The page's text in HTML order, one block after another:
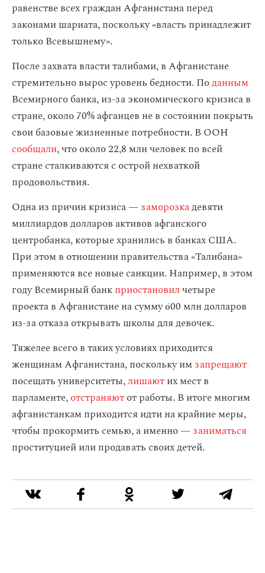
равенстве всех граждан Афганистана перед
законами шариата, поскольку «власть принадлежит
только Всевышнему».
После захвата власти талибами, в Афганистане
стремительно вырос уровень бедности. Поданным
Всемирного банка, из-за экономического кризиса в
стране, около 70% афганцев не в состоянии покрыть
свои базовые жизненные потребности. В ООН
сообщали, что около 22,8 млн человек по всей
стране сталкиваются с острой нехваткой
продовольствия.
Одна из причин кризиса —заморозкадевяти
миллиардов долларов активов афганского
центробанка, которые хранились в банках США.
При этом в отношении правительства «Талибана»
применяются все новые санкции. Например, в этом
году Всемирный банкприостановилчетыре
проекта в Афганистане на сумму 600 млн долларов
из-за отказа открывать школы для девочек.
Тяжелее всего в таких условиях приходится
женщинам Афганистана, поскольку им запрещают
посещать университеты,лишаютих мест в
парламенте,отстраняютот работы. В итоге многим
афганистанкам приходится идти на крайние меры,
чтобы прокормить семью, а именно —заниматься
проституцией или продавать своих детей.